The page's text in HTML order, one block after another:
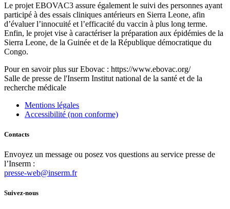
Le projet EBOVAC3 assure également le suivi des personnes ayant
participé à des essais cliniques antérieurs en Sierra Leone, afin
d’évaluer l’innocuité et l’efficacité du vaccin à plus long terme.
Enfin, le projet vise à caractériser la préparation aux épidémies de la
Sierra Leone, de la Guinée et de la République démocratique du
Congo.
Pour en savoir plus sur Ebovac : https://www.ebovac.org/
Salle de presse de l'Inserm Institut national de la santé et de la
recherche médicale
Mentions légales
Accessibilité (non conforme)
Contacts
Envoyez un message ou posez vos questions au service presse de
l’Inserm :
presse-web@inserm.fr
Suivez-nous